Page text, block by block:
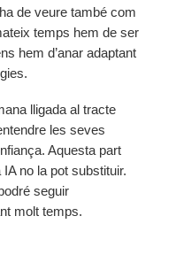
de veure també com
temps hem de ser
hem d’anar adaptant
lligada al tracte
les seves
Aquesta part
no la pot substituir.
seguir
molt temps.